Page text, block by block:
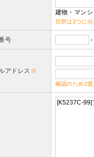
建物・マン
住所は2つに
号 -
アドレス ※
確認のため2度